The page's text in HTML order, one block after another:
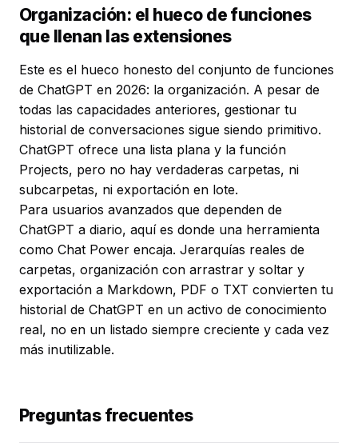
Organización: el hueco de funciones
que llenan las extensiones
Este es el hueco honesto del conjunto de funciones
de ChatGPT en 2026: la organización. A pesar de
todas las capacidades anteriores, gestionar tu
historial de conversaciones sigue siendo primitivo.
ChatGPT ofrece una lista plana y la función
Projects, pero no hay verdaderas carpetas, ni
subcarpetas, ni exportación en lote.
Para usuarios avanzados que dependen de
ChatGPT a diario, aquí es donde una herramienta
como Chat Power encaja. Jerarquías reales de
carpetas, organización con arrastrar y soltar y
exportación a Markdown, PDF o TXT convierten tu
historial de ChatGPT en un activo de conocimiento
real, no en un listado siempre creciente y cada vez
más inutilizable.
Preguntas frecuentes